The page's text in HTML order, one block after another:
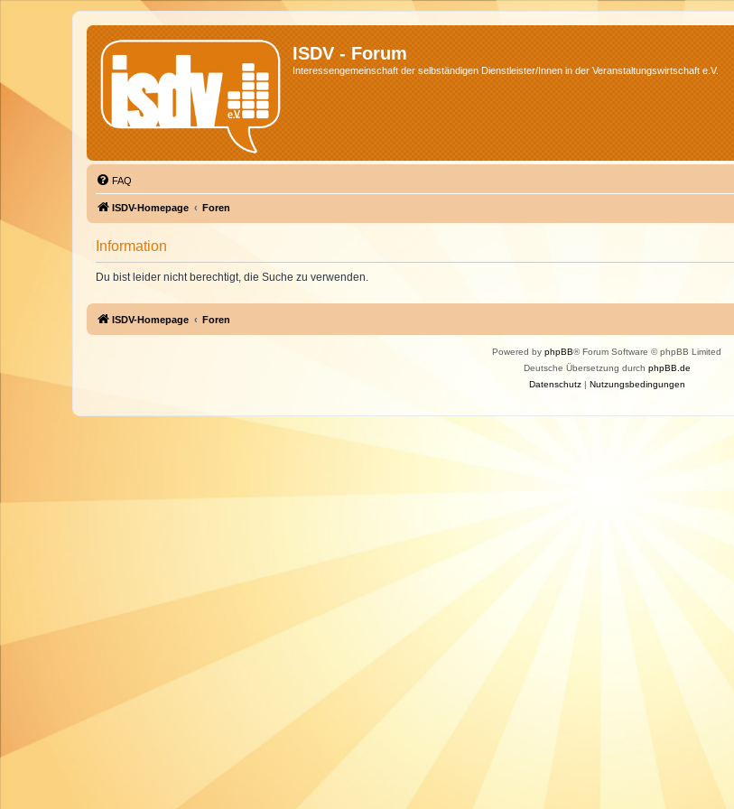
ISDV - Forum
Interessengemeinschaft der selbständigen Dienstleister/Innen in der Veranstaltungswirtschaft e.V.
FAQ
ISDV-Homepage Foren
Information
Du bist leider nicht berechtigt, die Suche zu verwenden.
ISDV-Homepage Foren
Powered by phpBB® Forum Software © phpBB Limited
Deutsche Übersetzung durch phpBB.de
Datenschutz| Nutzungsbedingungen